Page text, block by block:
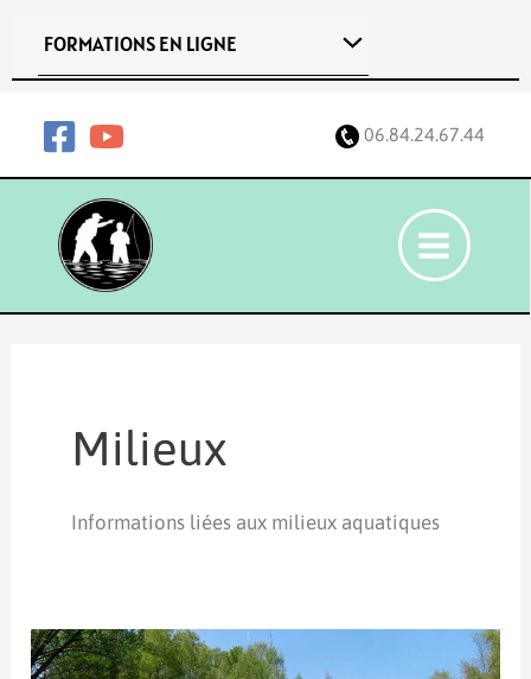
FORMATIONS EN LIGNE
06.84.24.67.44
Milieux
Informations liées aux milieux aquatiques